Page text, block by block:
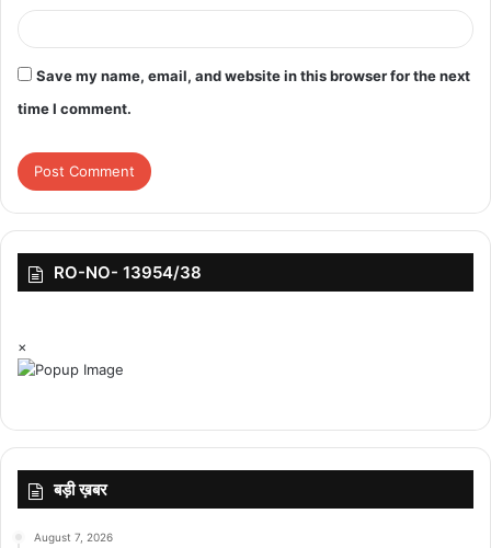
featured
Save my name, email, and website in this browser for the next
time I comment.
RO-NO- 13954/38
×
बड़ी ख़बर
August 7, 2026